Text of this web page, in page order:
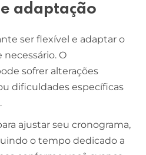
adaptação
ser flexível e adaptar o
O
sofrer alterações
dificuldades específicas
ajustar seu cronograma,
o tempo dedicado a